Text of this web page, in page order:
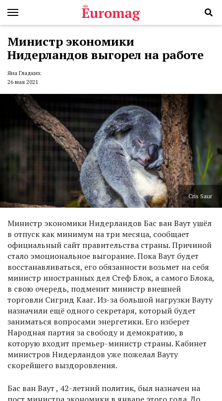
Министр экономики
Нидерландов выгорел на работе
Яна Гладких
26 мая 2021
Cris Saur
Министр экономики Нидерландов Бас ван Ваут ушёл
в отпуск как минимум на три месяца, сообщает
официальный сайт правительства страны. Причиной
стало эмоциональное выгорание. Пока Ваут будет
восстанавливаться, его обязанности возьмет на себя
министр иностранных дел Стеф Блок, а самого Блока,
в свою очередь, подменит министр внешней
торговли Сигрид Кааг. Из-за большой нагрузки Вауту
назначили ещё одного секретаря, который будет
заниматься вопросами энергетики. Его изберет
Народная партия за свободу и демократию, в
которую входит премьер-министр страны. Кабинет
министров Нидерландов уже пожелал Вауту
скорейшего выздоровления.
Бас ван Ваут , 42-летний политик, был назначен на